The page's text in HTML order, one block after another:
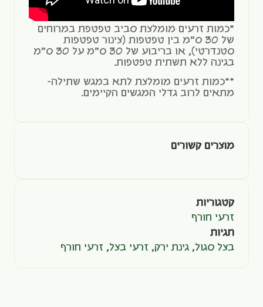
*כמות זרעים מומלצת סביב טפטפת במרוחים
של 30 ס"מ בין טפטפות (צינור טפטפות
סטנדרטי), או בריבוע של 30 ס"מ על 30 ס"מ
בגינה ללא תשתית טפטפות.
**כמות זרעים מומלצת לתא במגש שתילה-
מתאים לרוב גדלי המגשים הקיימים.
מוצרים קשורים
קטגוריות
זרעי חורף
תגיות
בצל סגול, גינת ירק, זרעי בצל, זרעי חורף